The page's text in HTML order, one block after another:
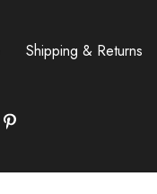
Shipping & Returns